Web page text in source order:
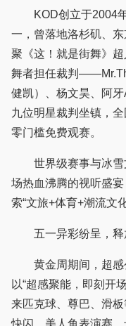
KOD创立于2004年
一，曾落地洛杉矶、
聚《这！就是街舞》
舞者担任裁判
健凯）、杨文昊、阿
九位明星裁判坐镇，
零门槛免费观赛。
世界级赛事与冰雪
场热血沸腾的视听盛
索“文旅+体育+潮流文
五一异彩纷呈，释
黄金周期间，超感
以“超感聚能，即刻开
来匹克球、尊巴、滑